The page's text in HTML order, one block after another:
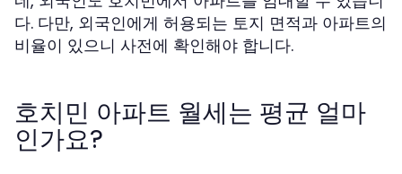
다. 다만, 외국인에게 허용되는 토지 면적과 아파트의
비율이 있으니 사전에 확인해야 합니다.
호치민 아파트 월세는 평균 얼마
인가요?